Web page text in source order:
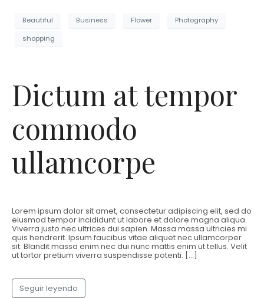
Beautiful Business Flower
Photography
shopping
Dictum at tempor
commodo
ullamcorpe
Lorem ipsum dolor sit amet, consectetur adipiscing elit, sed do
eiusmod tempor incididunt ut labore et dolore magna aliqua.
Viverra justo nec ultrices dui sapien. Massa massa ultricies mi
quis hendrerit. Ipsum faucibus vitae aliquet nec ullamcorper
sit. Blandit massa enim nec dui nunc mattis enim ut tellus. Velit
ut tortor pretium viverra suspendisse potenti. […]
Seguir leyendo